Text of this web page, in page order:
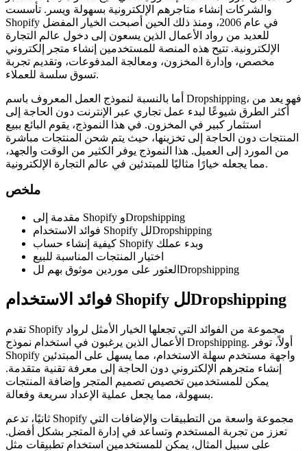
والشركات إنشاء متاجرهم الإلكترونية بسهولة ويسر. تأسست
Shopify في عام 2006، ومنذ ذلك الحين أصبحت الخيار المفضل
للعديد من رواد الأعمال الذين يسعون إلى دخول عالم التجارة
الإلكترونية. تتيح هذه المنصة للمستخدمين إنشاء متجر إلكتروني
مخصص، وإدارة المخزون، ومعالجة المدفوعات، وتقديم تجربة
تسوق سلسة للعملاء.
أما بالنسبة لنموذج العمل المعروف باسم Dropshipping، فهو يعد من
أكثر الطرق شيوعًا لبدء عمل تجاري عبر الإنترنت دون الحاجة إلى
استثمار كبير في المخزون. في هذا النموذج، يقوم البائع ببيع
المنتجات دون الحاجة إلى تخزينها، حيث يتم شحن المنتجات مباشرة
من المورد إلى العميل. هذا النموذج يوفر الكثير من الوقت والجهد،
مما يجعله خيارًا مثاليًا للمبتدئين في عالم التجارة الإلكترونية.
ملخص
مقدمة إلى Shopify وDropshipping
فوائد الاستخدام Shopify للDropshipping
كيفية إنشاء حساب Shopify وبدء عملك
اختيار المنتجات المناسبة للبيع
العثور على موردين موثوق بهم للDropshipping
فوائد الاستخدام Shopify للDropshipping
تقدم Shopify مجموعة من الفوائد التي تجعلها الخيار الأمثل لرواد
الأعمال الذين يرغبون في استخدام نموذج Dropshipping. أولاً، توفر
Shopify واجهة مستخدم سهلة الاستخدام، مما يسهل على المبتدئين
إنشاء متجرهم الإلكتروني دون الحاجة إلى معرفة تقنية متقدمة.
يمكن للمستخدمين تخصيص تصميم المتجر وإضافة المنتجات
بسهولة، مما يجعل عملية الإعداد سريعة وفعالة.
ثانيًا، تدعم Shopify مجموعة واسعة من التطبيقات والإضافات التي
تعزز من تجربة المستخدم وتساعد في إدارة المتجر بشكل أفضل.
على سبيل المثال، يمكن للمستخدمين استخدام تطبيقات مثل